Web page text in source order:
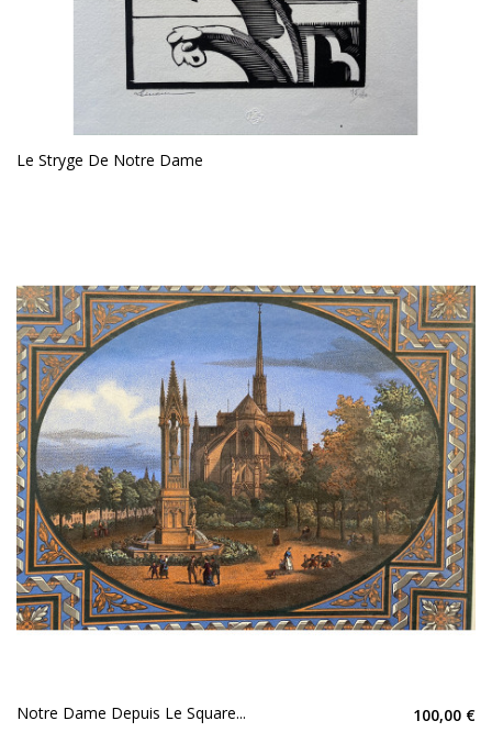
Le Stryge De Notre Dame
Notre Dame Depuis Le Square... 100,00 €